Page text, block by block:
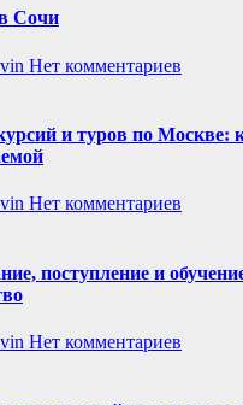
Сочи
Нет комментариев
и туров по Москве:
Нет комментариев
поступление и
Нет комментариев